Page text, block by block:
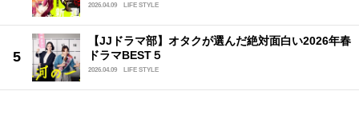
2026.04.09 LIFE STYLE
【JJドラマ部】オタクが選んだ絶対面白い2026年春
ドラマBEST５
2026.04.09 LIFE STYLE